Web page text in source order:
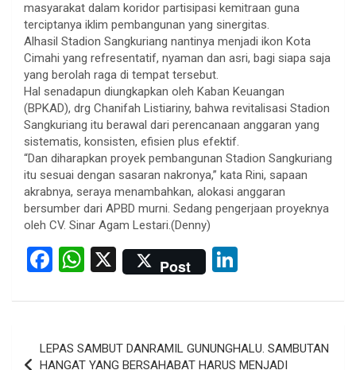
masyarakat dalam koridor partisipasi kemitraan guna
terciptanya iklim pembangunan yang sinergitas.
Alhasil Stadion Sangkuriang nantinya menjadi ikon Kota
Cimahi yang refresentatif, nyaman dan asri, bagi siapa saja
yang berolah raga di tempat tersebut.
Hal senadapun diungkapkan oleh Kaban Keuangan
(BPKAD), drg Chanifah Listiariny, bahwa revitalisasi Stadion
Sangkuriang itu berawal dari perencanaan anggaran yang
sistematis, konsisten, efisien plus efektif.
“Dan diharapkan proyek pembangunan Stadion Sangkuriang
itu sesuai dengan sasaran nakronya,” kata Rini, sapaan
akrabnya, seraya menambahkan, alokasi anggaran
bersumber dari APBD murni. Sedang pengerjaan proyeknya
oleh CV. Sinar Agam Lestari.(Denny)
F
ce
b
o
W
at
s
A
X Post
ke
dI
n
navigation
LEPAS SAMBUT DANRAMIL GUNUNGHALU. SAMBUTAN
HANGAT YANG BERSAHABAT HARUS MENJADI